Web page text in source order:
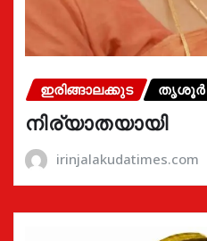
ഇരിങ്ങാലക്കുട തൃശൂർ
നിര്യാതയായി
irinjalakudatimes.com